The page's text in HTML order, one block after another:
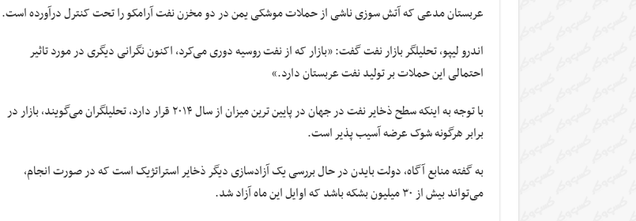
عربستان مدعی که آتش سوزی ناشی از حملات موشکی یمن در دو مخزن نفتآرامکورا تحت کنترل درآورده است.
اندرولیپو، تحلیلگر بازار نفت گفت: «بازار که از نفت روسیه دوری می‌کرد، اکنون نگرانی دیگری در مورد تاثیر
احتمالی این حملات بر تولید نفت عربستان دارد.»
با توجه به اینکه سطح ذخایر نفت در جهان در پایینترین
میزان از سال ۲۰۱۴ قرار دارد، تحلیلگران می‌گویند، بازار در
برابر هرگونه شوک عرضه آسیب پذیر است.
به گفته منابع آگاه، دولتبایدندر حال بررسی یک آزادسازی دیگر ذخایر استراتژیک است که در صورت انجام،
می‌تواند بیش از ۳۰ میلیون بشکه باشد که اوایل این ماه آزاد شد.